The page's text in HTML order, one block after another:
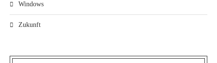
Windows
Zukunft